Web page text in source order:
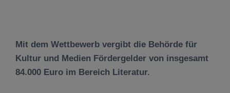
Mit dem Wettbewerb vergibt die Behörde für
Kultur und Medien Fördergelder von insgesamt
84.000 Euro im Bereich Literatur.